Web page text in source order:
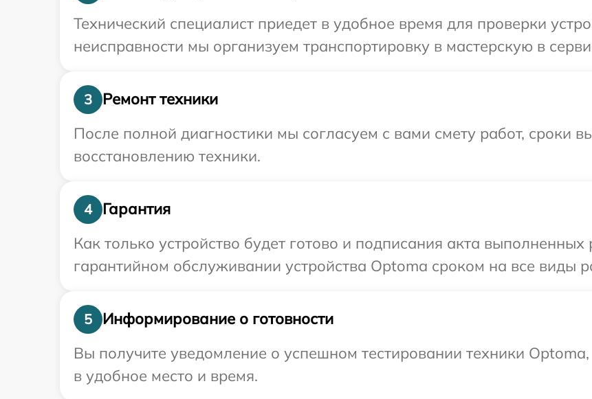
Технический специалист приедет в удобное время для проверки
неисправности мы организуем транспортировку в мастерскую в
3
Ремонт техники
После полной диагностики мы согласуем с вами смету работ, сроки
восстановлению техники.
4
Гарантия
Как только устройство будет готово и подписания акта
гарантийном обслуживании устройства Optoma сроком на все виды
5
Информирование о готовности
Вы получите уведомление о успешном тестировании техники
в удобное место и время.